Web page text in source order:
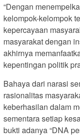
“Dengan
kelompok-kelompok
kepercayaan
masyarakat dengan
akhirnya
kepentingan politik
Bahaya dari narasi
rasionalitas
keberhasilan dalam
sementara setiap
bukti adanya “DNA